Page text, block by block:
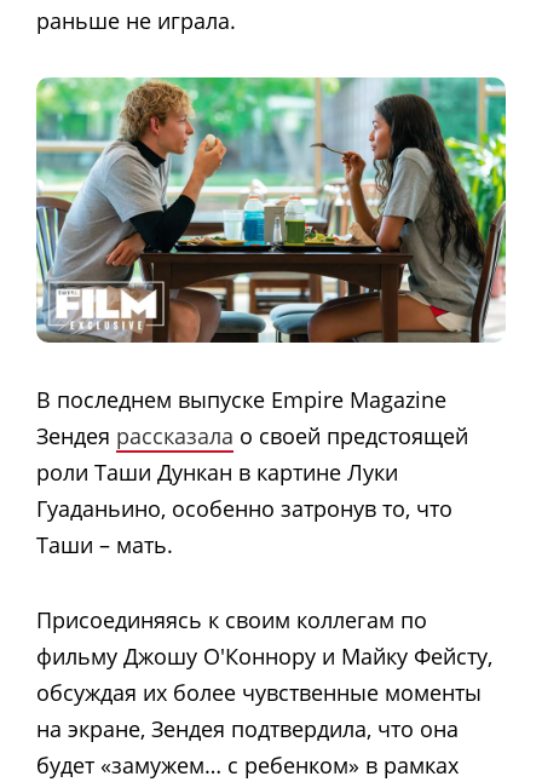
раньше не играла.
В последнем выпуске Empire Magazine
Зендея рассказала о своей предстоящей
роли Таши Дункан в картине Луки
Гуаданьино, особенно затронув то, что
Таши – мать.
Присоединяясь к своим коллегам по
фильму Джошу О'Коннору и Майку Фейсту,
обсуждая их более чувственные моменты
на экране, Зендея подтвердила, что она
будет «замужем… с ребенком» в рамках